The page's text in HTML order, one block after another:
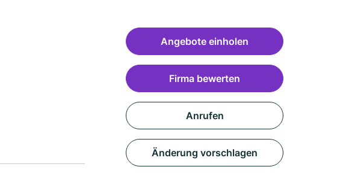
Angebote einholen
Firma bewerten
Anrufen
Änderung vorschlagen